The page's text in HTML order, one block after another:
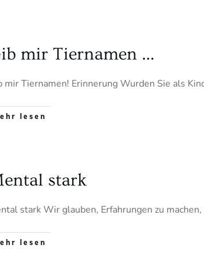
mir Tiernamen …
mir Tiernamen! Erinnerung Wurden Sie als
lesen
stark
stark Wir glauben, Erfahrungen zu
lesen